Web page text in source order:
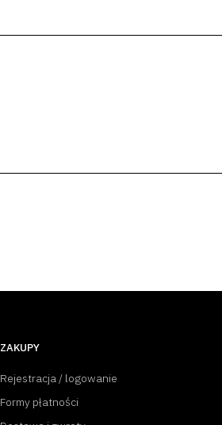
ZAKUPY
Rejestracja / logowanie
Formy płatności